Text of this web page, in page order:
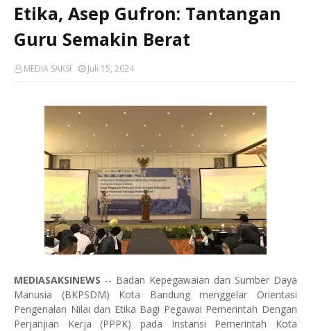
Etika, Asep Gufron: Tantangan
Guru Semakin Berat
MEDIA SAKSI Juli 15, 2024
MEDIASAKSINEWS -- Badan Kepegawaian dan Sumber Daya
Manusia (BKPSDM) Kota Bandung menggelar Orientasi
Pengenalan Nilai dan Etika Bagi Pegawai Pemerintah Dengan
Perjanjian Kerja (PPPK) pada Instansi Pemerintah Kota